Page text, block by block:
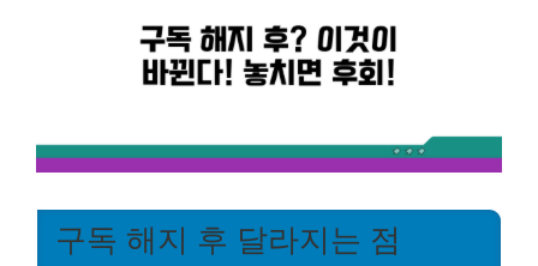
구독 해지 후 달라지는 점